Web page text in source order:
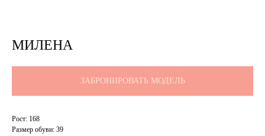
МИЛЕНА
ЗАБРОНИРОВАТЬ МОДЕЛЬ
Рост: 168
Размер обуви: 39